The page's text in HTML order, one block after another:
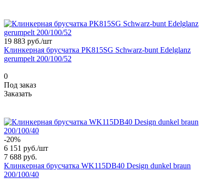
19 883 руб./шт
Клинкерная брусчатка PK815SG Schwarz-bunt Edelglanz
gerumpelt 200/100/52
0
Под заказ
Заказать
-20%
6 151 руб./шт
7 688 руб.
Клинкерная брусчатка WK115DB40 Design dunkel braun
200/100/40